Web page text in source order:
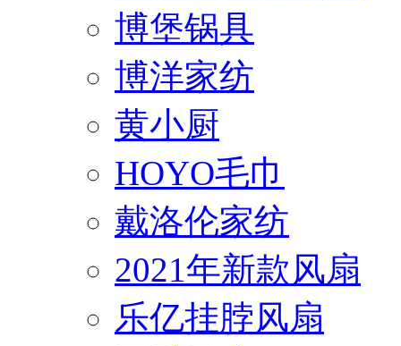
博堡锅具
博洋家纺
黄小厨
HOYO毛巾
戴洛伦家纺
2021年新款风扇
乐亿挂脖风扇